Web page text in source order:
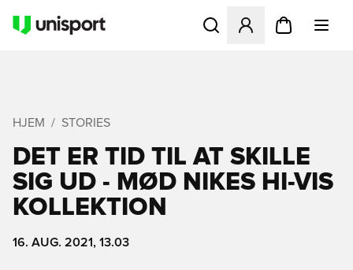
Åbner en Modal til at
HJEM STORIES
DET ER TID TIL AT SKILLE
SIG UD - MØD NIKES HI-VIS
KOLLEKTION
16. AUG. 2021, 13.03